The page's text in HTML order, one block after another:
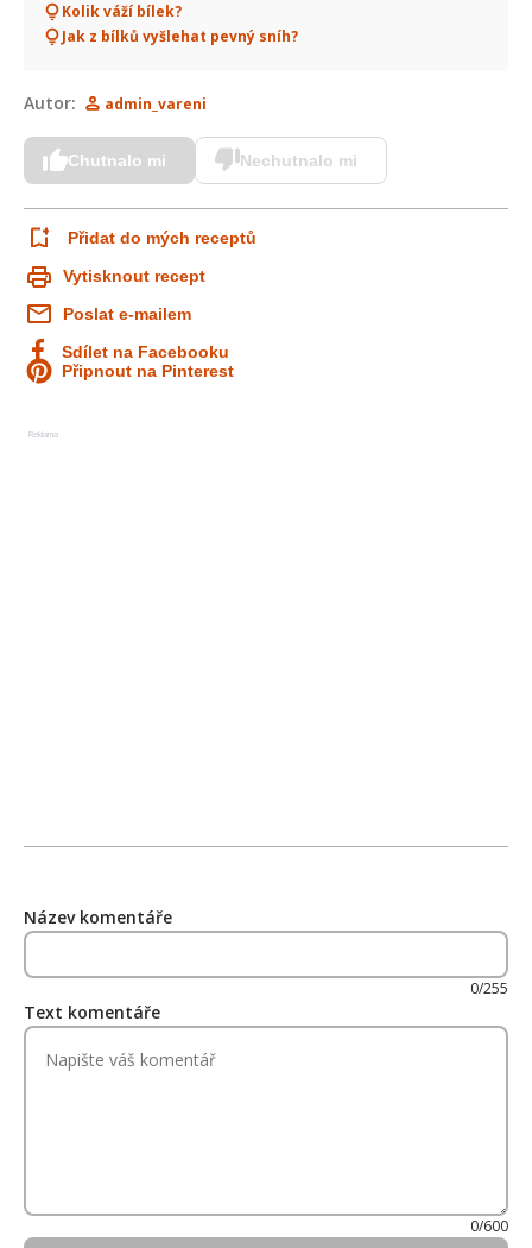
Kolik váží bílek?
Jak z bílků vyšlehat pevný sníh?
Autor: admin_vareni
Chutnalo mi Nechutnalo mi
Přidat do mých receptů
Vytisknout recept
Poslat e-mailem
Sdílet na Facebooku
Připnout na Pinterest
Reklama
Název komentáře
0/255
Text komentáře
0/600